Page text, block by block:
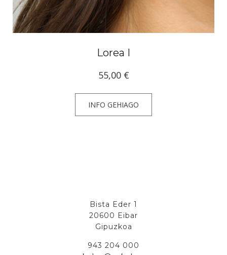
Lorea I
55,00 €
INFO GEHIAGO
Bista Eder 1
20600 Eibar
Gipuzkoa
943 204 000